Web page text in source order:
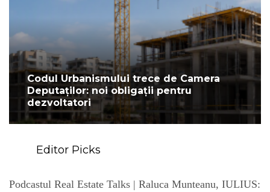
Codul Urbanismului trece de Camera
Deputaților: noi obligații pentru
dezvoltatori
Editor Picks
Podcastul Real Estate Talks | Raluca Munteanu, IULIUS: